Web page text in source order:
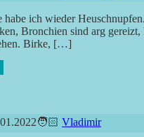
habe ich wieder
Bronchien sind arg gereizt,
Birke, […]
Vladimir